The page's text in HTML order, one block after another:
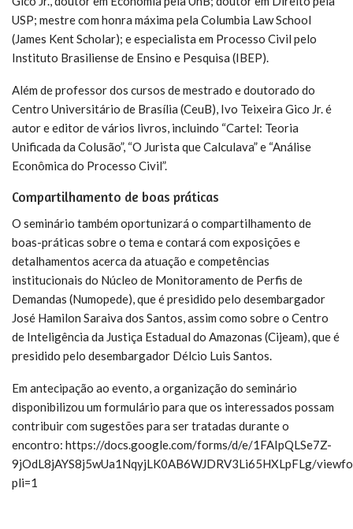
USP; mestre com honra máxima pela Columbia Law School
(James Kent Scholar); e especialista em Processo Civil pelo
Instituto Brasiliense de Ensino e Pesquisa (IBEP).
Além de professor dos cursos de mestrado e doutorado do
Centro Universitário de Brasília (CeuB), Ivo Teixeira Gico Jr. é
autor e editor de vários livros, incluindo “Cartel: Teoria
Unificada da Colusão”, “O Jurista que Calculava” e “Análise
Econômica do Processo Civil”.
Compartilhamento de boas práticas
O seminário também oportunizará o compartilhamento de
boas-práticas sobre o tema e contará com exposições e
detalhamentos acerca da atuação e competências
institucionais do Núcleo de Monitoramento de Perfis de
Demandas (Numopede), que é presidido pelo desembargador
José Hamilon Saraiva dos Santos, assim como sobre o Centro
de Inteligência da Justiça Estadual do Amazonas (Cijeam), que é
presidido pelo desembargador Délcio Luis Santos.
Em antecipação ao evento, a organização do seminário
disponibilizou um formulário para que os interessados possam
contribuir com sugestões para ser tratadas durante o
encontro: https://docs.google.com/forms/d/e/1FAIpQLSe7Z-
9jOdL8jAYS8j5wUa1NqyjLK0AB6WJDRV3Li65HXLpFLg/
pli=1